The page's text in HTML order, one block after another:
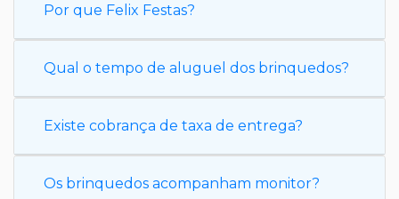
Por que Felix Festas?
Qual o tempo de aluguel dos brinquedos?
Existe cobrança de taxa de entrega?
Os brinquedos acompanham monitor?